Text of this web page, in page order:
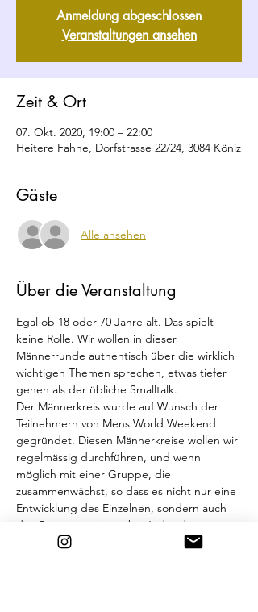
Anmeldung abgeschlossen
Veranstaltungen ansehen
Zeit & Ort
07. Okt. 2020, 19:00 – 22:00
Heitere Fahne, Dorfstrasse 22/24, 3084 Köniz
Gäste
Alle ansehen
Über die Veranstaltung
Egal ob 18 oder 70 Jahre alt. Das spielt
keine Rolle. Wir wollen in dieser
Männerrunde authentisch über die wirklich
wichtigen Themen sprechen, etwas tiefer
gehen als der übliche Smalltalk.
Der Männerkreis wurde auf Wunsch der
Teilnehmern von Mens World Weekend
gegründet. Diesen Männerkreise wollen wir
regelmässig durchführen, und wenn
möglich mit einer Gruppe, die
zusammenwächst, so dass es nicht nur eine
Entwicklung des Einzelnen, sondern auch
der Gruppe an sich gibt. Jeder der
Interesse hat, ist herzlich eingeladen dabei